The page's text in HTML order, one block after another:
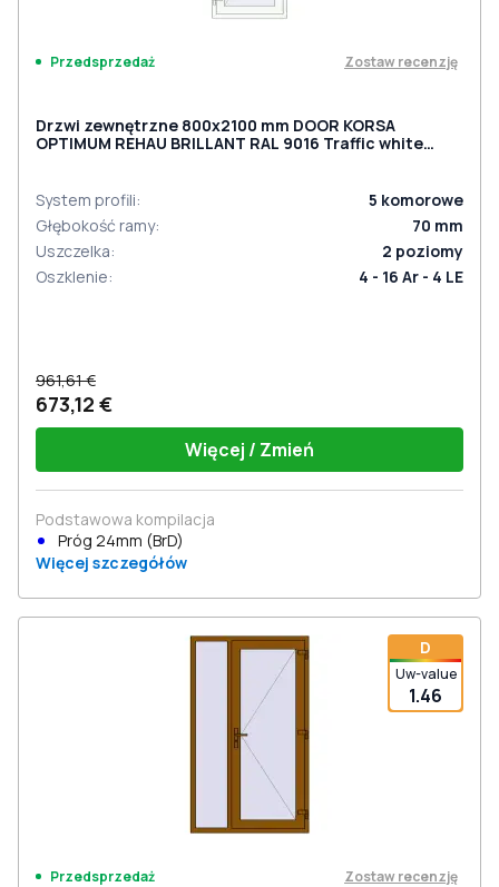
Przedsprzedaż Zostaw recenzję
Drzwi zewnętrzne 800x2100 mm DOOR KORSA
OPTIMUM REHAU BRILLANT RAL 9016 Traffic white
System profili: 5 komorowe
Głębokość ramy: 70 mm
Uszczelka: 2 poziomy
Oszklenie: 4 - 16 Ar - 4 LE
961,61 €
673,12 €
Więcej / Zmień
Podstawowa kompilacja
Próg 24mm (BrD)
Więcej szczegółów
D
Uw-value
1.46
Przedsprzedaż Zostaw recenzję